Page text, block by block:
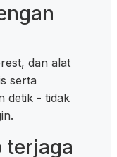
dan alat
serta
detik - tidak
terjaga